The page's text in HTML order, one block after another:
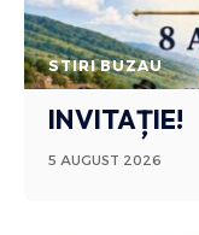
STIRI BUZAU
INVITAȚIE!
5 AUGUST 2026